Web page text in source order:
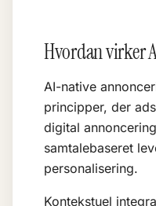
Hvordan virker
AI-native
principper, der
digital
samtalebaseret
personalisering.
Kontekstuel